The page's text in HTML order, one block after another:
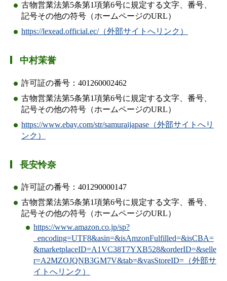
古物営業法第5条第1項第6号に規定する文字、番号、
記号その他の符号（ホームページのURL）
https://lexead.official.ec/（外部サイトへリンク）
中村茉誉
許可証の番号：401260002462
古物営業法第5条第1項第6号に規定する文字、番号、
記号その他の符号（ホームページのURL）
https://www.ebay.com/str/samuraijapase（外部サイトへリ
ンク）
長安怜奈
許可証の番号：401290000147
古物営業法第5条第1項第6号に規定する文字、番号、
記号その他の符号（ホームページのURL）
https://www.amazon.co.jp/sp?
_encoding=UTF8&asin=&isAmzonFulfilled=&isCBA=
&marketplaceID=A1VC38T7YXB528&orderID=&selle
r=A2MZOJQNB3GM7V&tab=&vasStoreID=（外部サ
イトへリンク）